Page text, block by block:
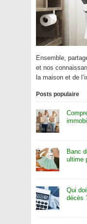
Ensemble,
et nos
la maison et de
Posts populaire
Banc
ultime
Qui
décès